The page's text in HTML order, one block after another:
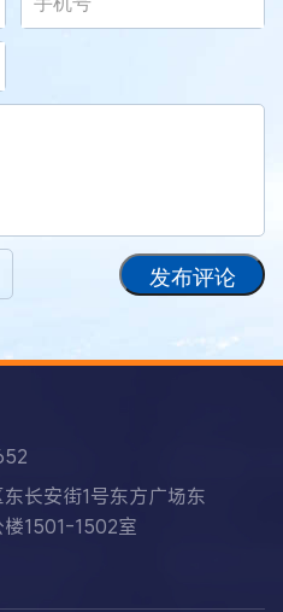
发布评论
长安街1号东方广场东
1501-1502室